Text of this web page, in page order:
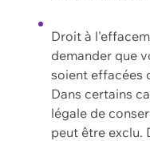
Droit à
demander que
soient effacées
Dans certains
légale de
peut être exclu.